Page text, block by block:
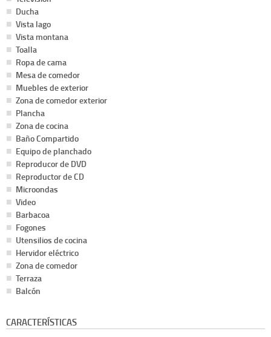
Ducha
Vista lago
Vista montana
Toalla
Ropa de cama
Mesa de comedor
Muebles de exterior
Zona de comedor exterior
Plancha
Zona de cocina
Baño Compartido
Equipo de planchado
Reproducor de DVD
Reproductor de CD
Microondas
Video
Barbacoa
Fogones
Utensilios de cocina
Hervidor eléctrico
Zona de comedor
Terraza
Balcón
CARACTERÍSTICAS